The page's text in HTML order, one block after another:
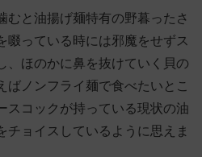
むと油揚げ麺特有の野暮ったさ
啜っている時には邪魔をせずス
、ほのかに鼻を抜けていく貝の
ばノンフライ麺で食べたいとこ
スコックが持っている現状の油
チョイスしているように思えま